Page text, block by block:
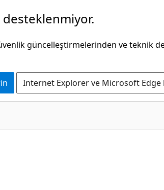
desteklenmiyor.
güncelleştirmelerinden ve teknik
Internet Explorer ve Microsoft Edge